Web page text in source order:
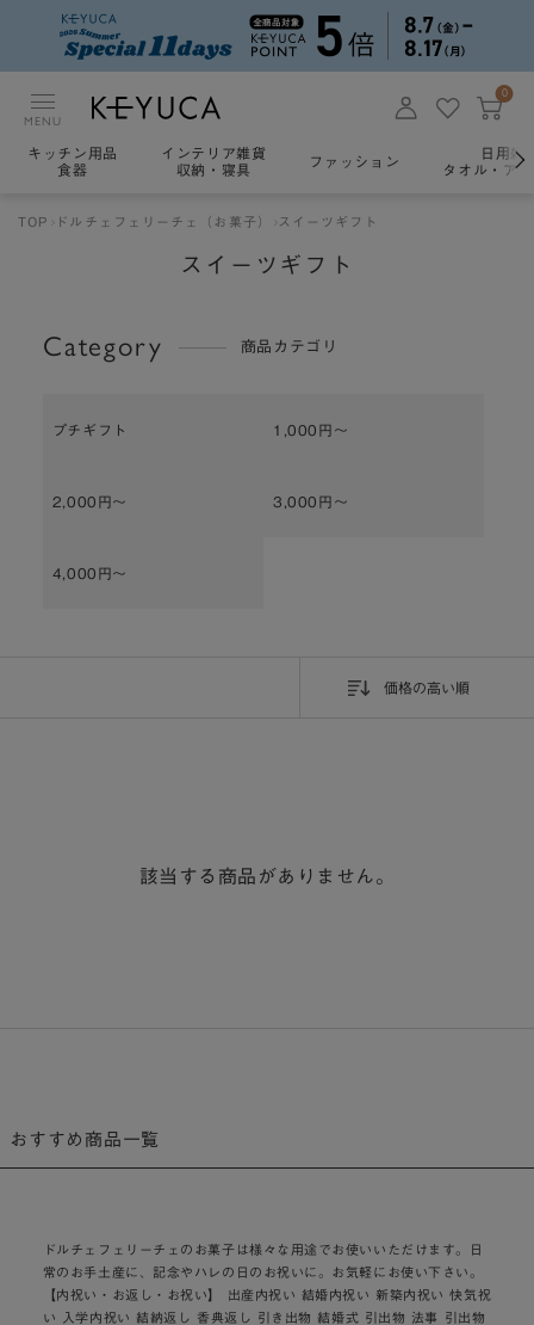
MENU
0
キッチン用品
食器
インテリア雑貨
収納・寝具
ファッション
日用雑
タオル・ア
TOP ドルチェフェリーチェ（お菓子） スイーツギフト
スイーツギフト
Category 商品カテゴリ
プチギフト 1,000円～
2,000円～ 3,000円～
4,000円～
価格の高い順
該当する商品がありません。
おすすめ商品一覧
ドルチェフェリーチェのお菓子は様々な用途でお使いいただけます。日
常のお手土産に、記念やハレの日のお祝いに。お気軽にお使い下さい。
【内祝い・お返し・お祝い】 出産内祝い 結婚内祝い 新築内祝い 快気祝
い 入学内祝い 結納返し 香典返し 引き出物 結婚式 引出物 法事 引出物